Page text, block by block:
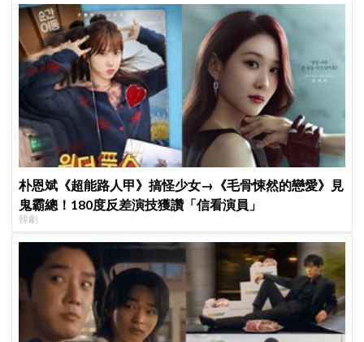
朴恩斌《超能路人甲》搞怪少女→《毛骨悚然的戀愛》見
鬼霸總！180度反差演技獲讚「信看演員」
韓劇